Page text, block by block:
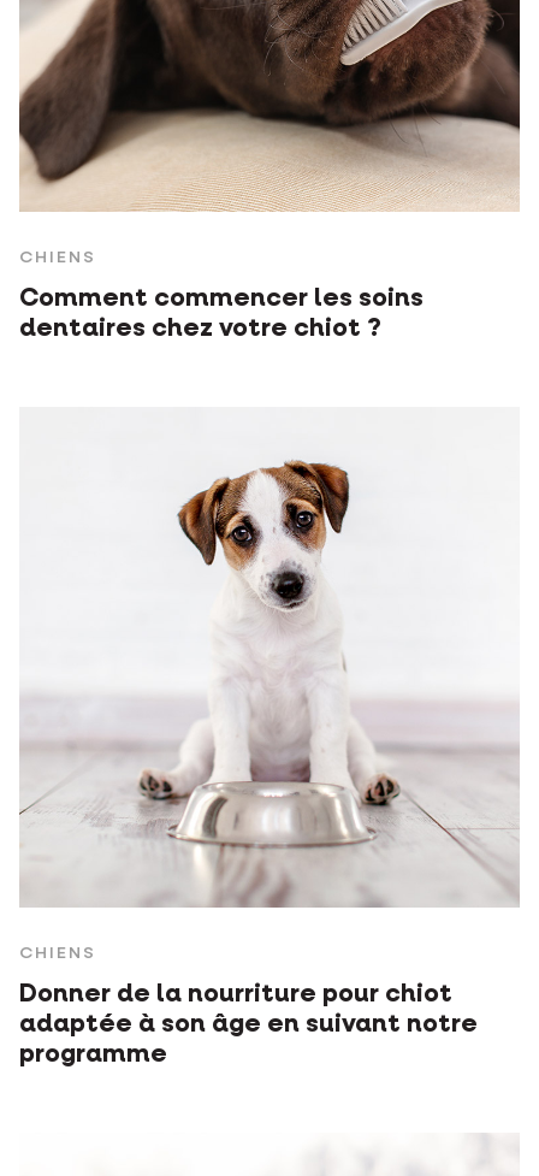
CHIENS
Comment commencer les soins
dentaires chez votre chiot ?
CHIENS
Donner de la nourriture pour chiot
adaptée à son âge en suivant notre
programme